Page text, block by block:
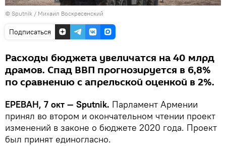
© Sputnik / Михаил Воскресенский
Подписаться
Расходы бюджета увеличатся на 40 млрд
драмов. Спад ВВП прогнозируется в 6,8%
по сравнению с апрельской оценкой в 2%.
ЕРЕВАН, 7 окт — Sputnik. Парламент Армении
принял во втором и окончательном чтении проект
изменений в законе о бюджете 2020 года. Проект
был принят единогласно.